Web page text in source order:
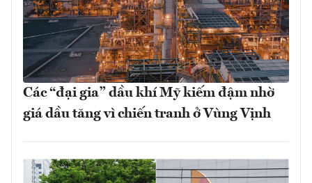
Các “đại gia” dầu khí Mỹ kiếm đậm nhờ
giá dầu tăng vì chiến tranh ở Vùng Vịnh